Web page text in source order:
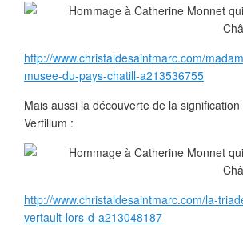
http://www.christaldesaintmarc.com/
musee-du-pays-chatill-a213536755
Mais aussi la découverte de la
Vertillum :
http://www.christaldesaintmarc.com/la-
vertault-lors-d-a213048187